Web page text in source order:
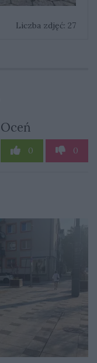
Liczba zdjęć: 27
Oceń
0 0